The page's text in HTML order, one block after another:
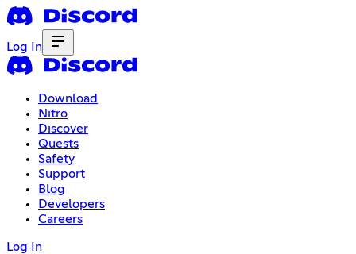
Log In
Download
Nitro
Discover
Quests
Safety
Support
Blog
Developers
Careers
Log In